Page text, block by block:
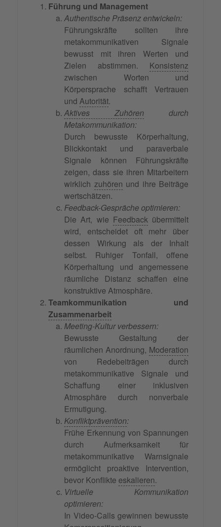
Führung und Management
Authentische Präsenz entwickeln:
Führungskräfte sollten ihre
metakommunikativen Signale
bewusst mit ihren Werten und
Zielen abstimmen. Konsistenz
zwischen Worten und
Körpersprache schafft Vertrauen
und Autorität.
Aktives Zuhören durch
Metakommunikation:
Durch bewusste Körperhaltung,
Blickkontakt und paraverbale
Signale können Führungskräfte
zeigen, dass sie ihren Mitarbeitern
wirklich zuhören und ihre Beiträge
wertschätzen.
Feedback-Gespräche optimieren:
Die Art, wie Feedbackübermittelt
wird, entscheidet oft mehr über
dessen Wirkung als der Inhalt
selbst. Ruhiger Tonfall, offene
Körperhaltung und angemessene
räumliche Distanz schaffen eine
konstruktive Atmosphäre.
Teamkommunikation und
Zusammenarbeit
Meeting-Kultur verbessern:
Bewusste Gestaltung der
räumlichen Anordnung, Moderation
von Redebeiträgen durch
metakommunikative Signale und
Schaffung einer inklusiven
Atmosphäre durch nonverbale
Ermutigung.
Konfliktprävention:
Frühe Erkennung von Spannungen
durch Aufmerksamkeit für
metakommunikative Warnsignale
ermöglicht proaktive Intervention,
bevor Konflikte eskalieren.
Virtuelle Kommunikation
optimieren:
In Video-Calls gewinnen bewusste